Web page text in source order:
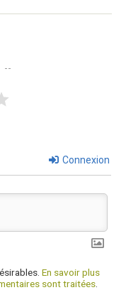
Connexion
En savoir plus
sont traitées